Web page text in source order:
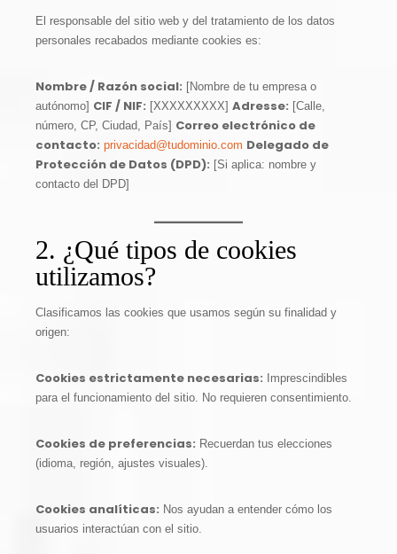
El responsable del sitio web y del tratamiento de los datos
personales recabados mediante cookies es:
Nombre / Razón social: [Nombre de tu empresa o
autónomo] CIF / NIF: [XXXXXXXXX] Adresse: [Calle,
número, CP, Ciudad, País] Correo electrónico de
contacto: privacidad@tudominio.com Delegado de
Protección de Datos (DPD): [Si aplica: nombre y
contacto del DPD]
2. ¿Qué tipos de cookies
utilizamos?
Clasificamos las cookies que usamos según su finalidad y
origen:
Cookies estrictamente necesarias: Imprescindibles
para el funcionamiento del sitio. No requieren consentimiento.
Cookies de preferencias: Recuerdan tus elecciones
(idioma, región, ajustes visuales).
Cookies analíticas: Nos ayudan a entender cómo los
usuarios interactúan con el sitio.